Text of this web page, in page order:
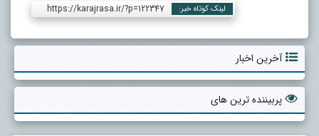
لینک کوتاه خبر: https://karajrasa.ir/?p=122347
آخرین اخبار
پربیننده ترین های